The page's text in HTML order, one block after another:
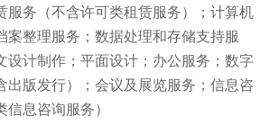
服务（不含许可类租赁服务）；计算机
案整理服务；数据处理和存储支持服
设计制作；平面设计；办公服务；数字
出版发行）；会议及展览服务；信息咨
息咨询服务）